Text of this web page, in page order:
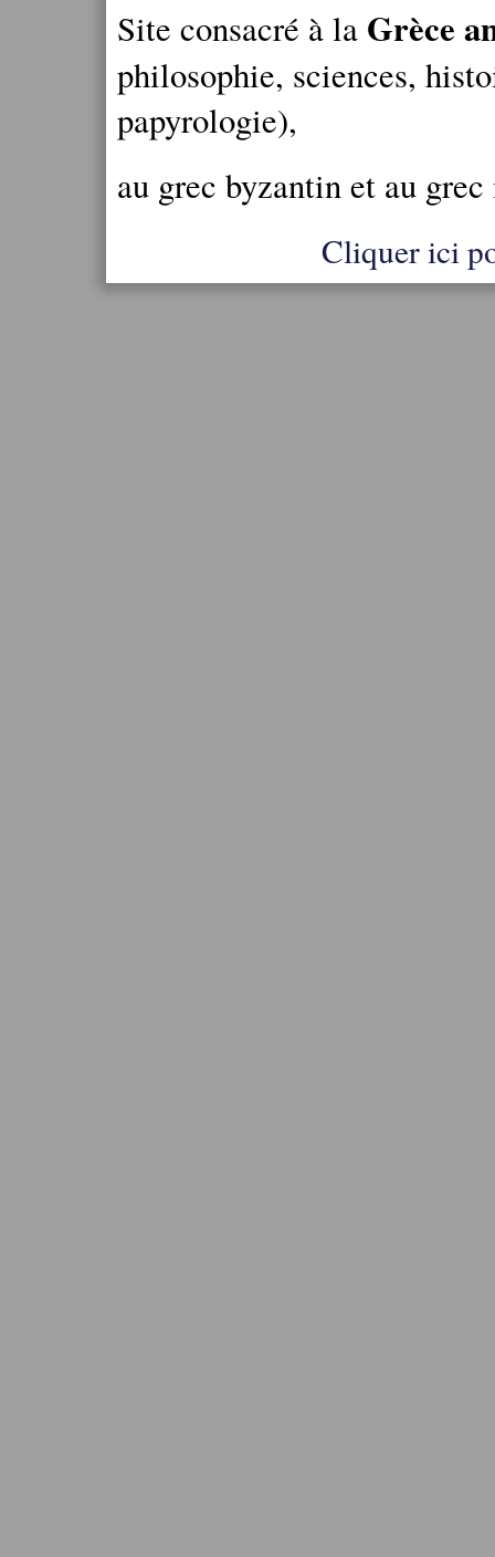
Site consacré à la Grèce
philosophie, sciences,
papyrologie),
au grec byzantin et au
Cliquer ici